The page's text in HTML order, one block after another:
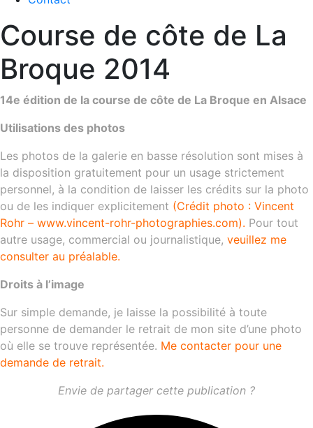
Course de côte de La
Broque 2014
14e édition de la course de côte de La Broque en Alsace
Utilisations des photos
Les photos de la galerie en basse résolution sont mises à
la disposition gratuitement pour un usage strictement
personnel, à la condition de laisser les crédits sur la photo
ou de les indiquer explicitement (Crédit photo : Vincent
Rohr – www.vincent-rohr-photographies.com). Pour tout
autre usage, commercial ou journalistique, veuillez me
consulter au préalable.
Droits à l’image
Sur simple demande, je laisse la possibilité à toute
personne de demander le retrait de mon site d’une photo
où elle se trouve représentée. Me contacter pour une
demande de retrait.
Envie de partager cette publication ?